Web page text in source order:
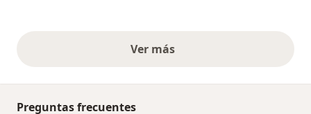
Ver másopiniones anteriores
Preguntas frecuentes